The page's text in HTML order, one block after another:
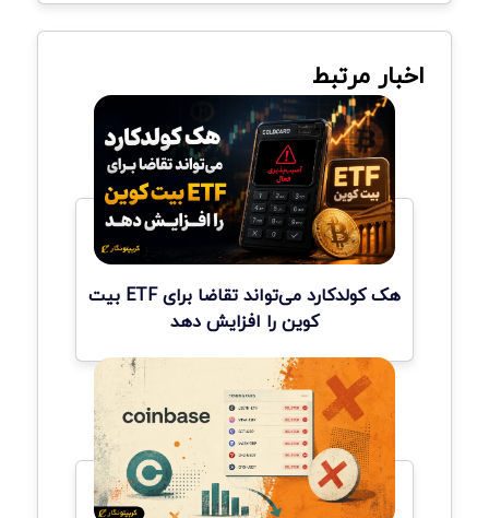
اخبار مرتبط
هک کولدکارد می‌تواند تقاضا برای ETF بیت
کوین را افزایش دهد